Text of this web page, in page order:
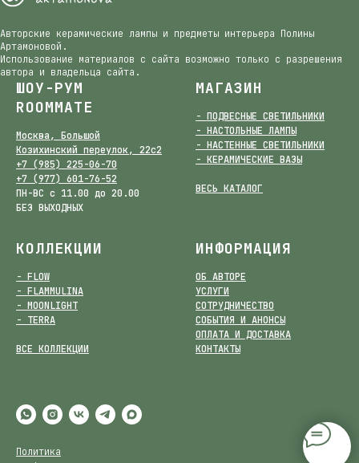
Авторские керамические лампы и предметы интерьера Полины
Артамоновой.
Использование материалов с сайта возможно только с разрешения
автора и владельца сайта.
ШОУ-РУМ
ROOMMATE
Москва, Большой
Козихинский переулок, 22с2
+7 (985) 225-06-70
+7 (977) 601-76-52
ПН-ВС с 11.00 до 20.00
БЕЗ ВЫХОДНЫХ
МАГАЗИН
- ПОДВЕСНЫЕ СВЕТИЛЬНИКИ
- НАСТОЛЬНЫЕ ЛАМПЫ
- НАСТЕННЫЕ СВЕТИЛЬНИКИ
- КЕРАМИЧЕСКИЕ ВАЗЫ
ВЕСЬ КАТАЛОГ
КОЛЛЕКЦИИ
- FLOW
- FLAMMULINA
- MOONLIGHT
- TERRA
ВСЕ КОЛЛЕКЦИИ
ИНФОРМАЦИЯ
ОБ АВТОРЕ
УСЛУГИ
СОТРУДНИЧЕСТВО
СОБЫТИЯ И АНОНСЫ
ОПЛАТА И ДОСТАВКА
КОНТАКТЫ
Политика